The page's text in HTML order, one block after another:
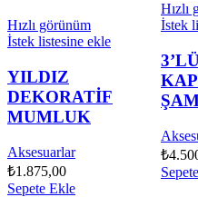
Hızlı görünüm
İstek listesine ekle
YILDIZ
DEKORATİF
MUMLUK
Aksesuarlar
₺1.875,00
Sepete Ekle
Hızlı
İstek
₺